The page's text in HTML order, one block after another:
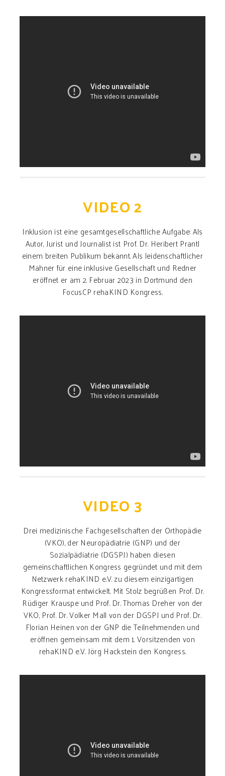
VIDEO 2
Inklusion ist eine gesamtgesellschaftliche Aufgabe: Als
Autor, Jurist und Journalist ist Prof. Dr. Heribert Prantl
einem breiten Publikum bekannt. Als leidenschaftlicher
Mahner für eine inklusive Gesellschaft und Redner
eröffnet er am 2. Februar 2023 in Dortmund den
FocusCP rehaKIND Kongress.
VIDEO 3
Drei medizinische Fachgesellschaften der Orthopädie
(VKO), der Neuropädiatrie (GNP) und der
Sozialpädiatrie (DGSPJ) haben diesen
gemeinschaftlichen Kongress gegründet und mit dem
Netzwerk rehaKIND e.V. zu diesem einzigartigen
Kongressformat entwickelt. Mit Stolz begrüßen Prof. Dr.
Rüdiger Krauspe und Prof. Dr. Thomas Dreher von der
VKO, Prof. Dr. Volker Mall von der DGSPJ und Prof. Dr.
Florian Heinen von der GNP die Teilnehmenden und
eröffnen gemeinsam mit dem 1. Vorsitzenden von
rehaKIND e.V. Jörg Hackstein den Kongress.